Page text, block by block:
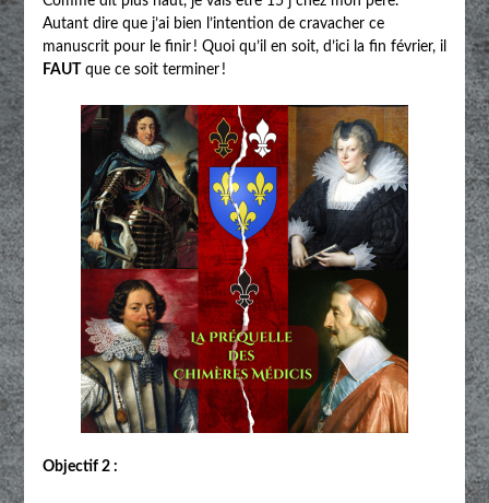
Autant dire que j’ai bien l’intention de cravacher ce
manuscrit pour le finir ! Quoi qu’il en soit, d’ici la fin février, il
FAUTque ce soit terminer !
Objectif 2 :